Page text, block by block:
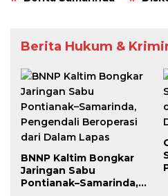
Berita Hukum &
BNNP Kaltim Bongkar
Jaringan Sabu
Pontianak–Samarinda,